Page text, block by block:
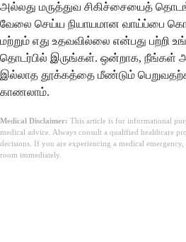
அல்லது மருத்துவ சிகிச்சையைத்
வேலை செய்ய நியாயமான வாய்ப்பை
மற்றும் எது உதவவில்லை என்பது பற்றி
தொடர்பில் இருங்கள். ஒன்றாக, நீங்கள்
இல்லாத தூக்கத்தை மீண்டும்
காணலாம்.
Medical Disclaimer: This article is for informational
medical advice. Always consult a qualified healthcare
decisions. If you are experiencing a medical
room immediately.